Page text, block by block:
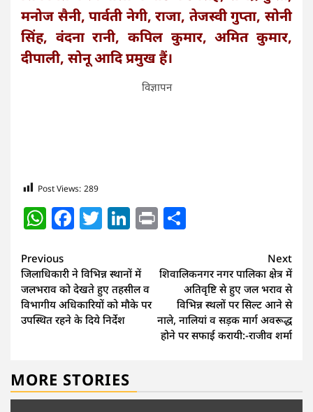
मनोज सैनी, पार्वती नेगी, राजा, तेजस्वी गुप्ता, सोनी
सिंह, वंदना रानी, कपिल कुमार, अमित कुमार,
दीपाली, सोनू आदि प्रमुख हैं।
विज्ञापन
Post Views: 289
WhatsApp
Facebook
Twitter
LinkedIn
Print
Continue
Reading
Previous
जिलाधिकारी ने विभिन्न स्थानों में
जलभराव को देखते हुए तहसील व
विभागीय अधिकारियों को मौके पर
उपस्थित रहने के दिये निर्देश
Next
शिवालिकनगर नगर पालिका क्षेत्र में
अतिवृष्टि से हुए जल भराव से
विभिन्न स्थलों पर सिल्ट आने से
नाले, नालियां व सड़क मार्ग अवरूद्ध
होने पर सफाई करायी:-राजीव शर्मा
MORE STORIES